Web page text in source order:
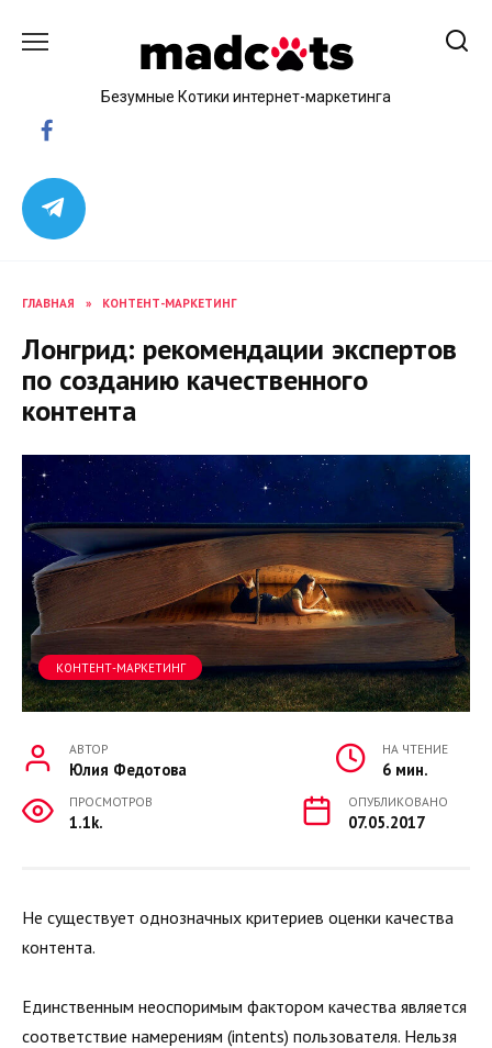
Безумные Котики интернет-маркетинга
ГЛАВНАЯ » КОНТЕНТ-МАРКЕТИНГ
Лонгрид: рекомендации экспертов
по созданию качественного
контента
КОНТЕНТ-МАРКЕТИНГ
АВТОР
Юлия Федотова
НА ЧТЕНИЕ
6 мин.
ПРОСМОТРОВ
1.1k.
ОПУБЛИКОВАНО
07.05.2017
Не существует однозначных критериев оценки качества
контента.
Единственным неоспоримым фактором качества является
соответствие намерениям (intents) пользователя. Нельзя